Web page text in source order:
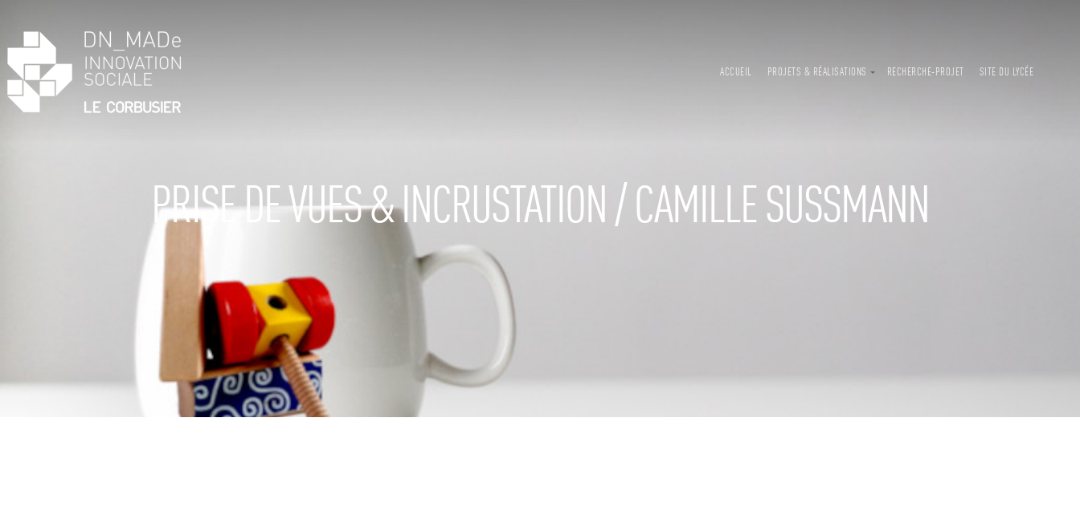
ACCUEIL PROJETS & RÉALISATIONS RECHERCHE-PROJET SITE DU LYCÉE
PRISE DE VUES & INCRUSTATION / CAMILLE SUSSMANN